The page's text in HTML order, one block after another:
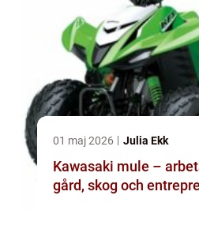
01 maj 2026 Julia Ekk
Kawasaki mule –
gård, skog och